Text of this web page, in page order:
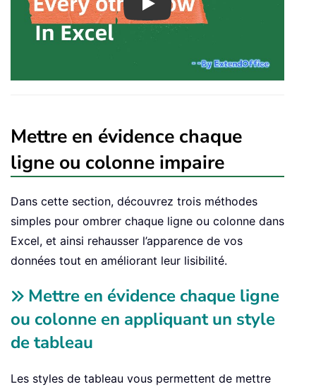
Play
Mettre en évidence chaque
ligne ou colonne impaire
Dans cette section, découvrez trois méthodes
simples pour ombrer chaque ligne ou colonne dans
Excel, et ainsi rehausser l’apparence de vos
données tout en améliorant leur lisibilité.
Mettre en évidence chaque ligne
ou colonne en appliquant un style
de tableau
Les styles de tableau vous permettent de mettre